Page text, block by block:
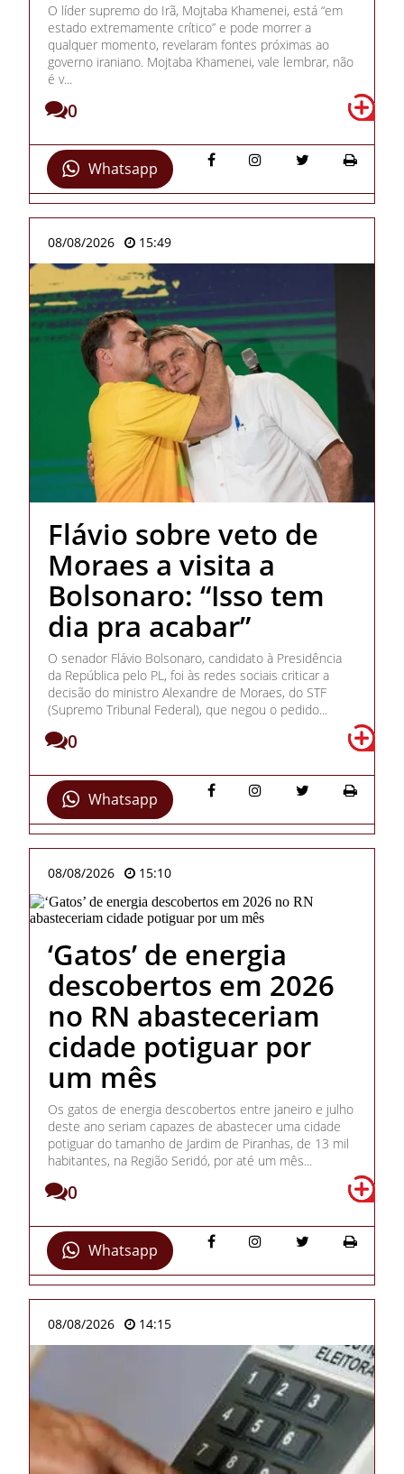
O líder supremo do Irã, Mojtaba Khamenei, está “em
estado extremamente crítico” e pode morrer a
qualquer momento, revelaram fontes próximas ao
governo iraniano. Mojtaba Khamenei, vale lembrar, não
é v...
0
Whatsapp
08/08/2026 15:49
Flávio sobre veto de
Moraes a visita a
Bolsonaro: “Isso tem
dia pra acabar”
O senador Flávio Bolsonaro, candidato à Presidência
da República pelo PL, foi às redes sociais criticar a
decisão do ministro Alexandre de Moraes, do STF
(Supremo Tribunal Federal), que negou o pedido...
0
Whatsapp
08/08/2026 15:10
‘Gatos’ de energia
descobertos em 2026
no RN abasteceriam
cidade potiguar por
um mês
Os gatos de energia descobertos entre janeiro e julho
deste ano seriam capazes de abastecer uma cidade
potiguar do tamanho de Jardim de Piranhas, de 13 mil
habitantes, na Região Seridó, por até um mês...
0
Whatsapp
08/08/2026 14:15